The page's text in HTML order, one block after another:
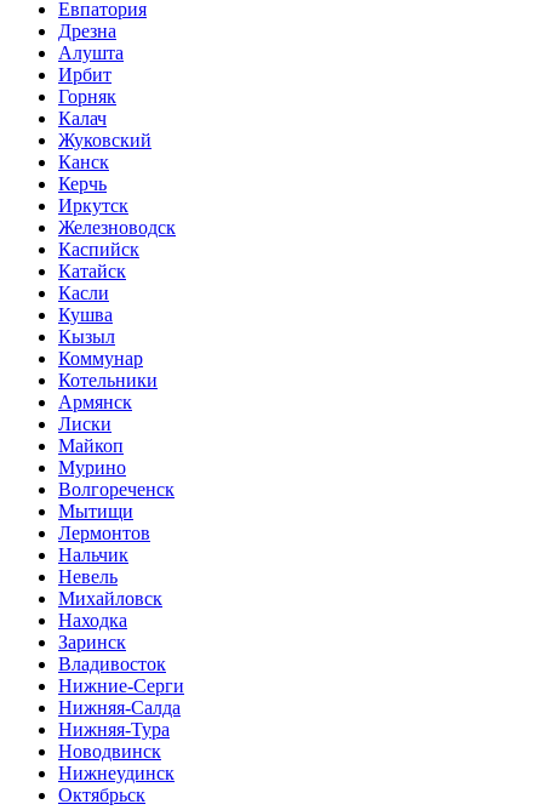
Евпатория
Дрезна
Алушта
Ирбит
Горняк
Калач
Жуковский
Канск
Керчь
Иркутск
Железноводск
Каспийск
Катайск
Касли
Кушва
Кызыл
Коммунар
Котельники
Армянск
Лиски
Майкоп
Мурино
Волгореченск
Мытищи
Лермонтов
Нальчик
Невель
Михайловск
Находка
Заринск
Владивосток
Нижние-Серги
Нижняя-Салда
Нижняя-Тура
Новодвинск
Нижнеудинск
Октябрьск